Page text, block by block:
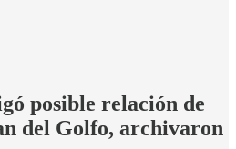
posible relación de
del Golfo, archivaron